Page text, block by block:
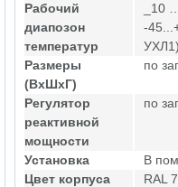
Рабочий
диапозон
температур
_10
-
Размеры
(ВхШхГ)
по
Регулятор
реактивной
мощности
по
Установка
В
Цвет корпуса
RAL